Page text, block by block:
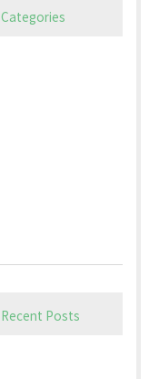
Categories
Recent Posts